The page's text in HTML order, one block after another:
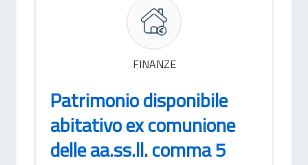
FINANZE
Patrimonio disponibile
abitativo ex comunione
delle aa.ss.ll. comma 5